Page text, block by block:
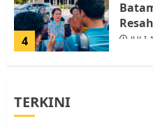
4 JULI
TERKINI